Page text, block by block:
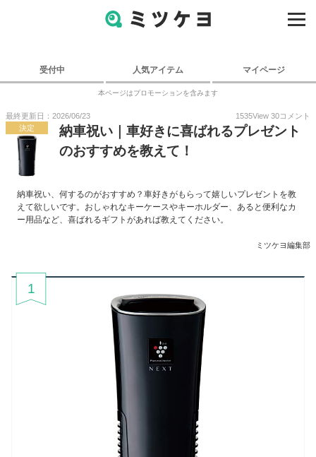
受付中 人気アイテム マイページ
本ページはプロモーションを含みます
最終更新日：2026/06/23 1535View 30コメント
決定
納車祝い｜車好きに喜ばれるプレゼント
のおすすめを教えて！
納車祝い、何するのがおすすめ？車好きがもらって嬉しいプレゼントを教
えて欲しいです。おしゃれなキーケースやキーホルダー、あると便利なカ
ー用品など、喜ばれるギフトがあれば教えてください。
ミツケヨ編集部
1